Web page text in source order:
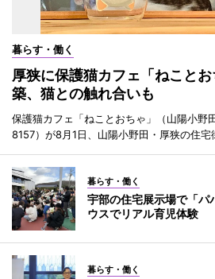
暮らす・働く
厚狭に保護猫カフェ「ねこと
築、猫との触れ合いも
保護猫カフェ「ねことおちゃ」（山陽小野
8157）が8月1日、山陽小野田・厚狭の住宅
暮らす・働く
宇部の住宅展示場で「
ウスでリアル育児体験
暮らす・働く